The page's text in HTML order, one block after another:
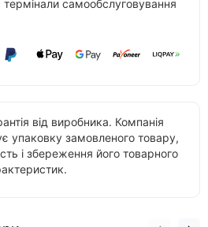
термінали самообслуговування
від виробника. Компанія
упаковку замовленого товару,
і збереження його товарного